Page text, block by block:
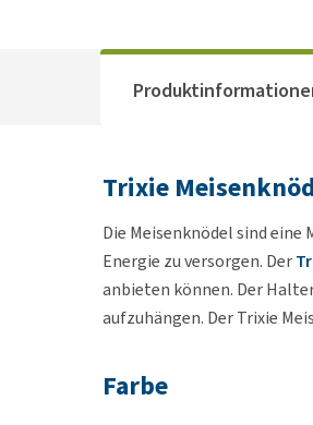
Trixie
Die Meisenknödel sind
Energie zu versorgen. Der
anbieten können. Der
aufzuhängen. Der Trixie
Farbe